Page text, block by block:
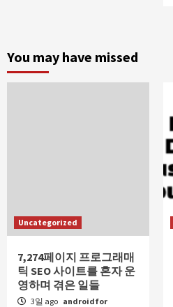
You may have missed
Uncategorized
7,274페이지 프로그래매
틱 SEO 사이트를 혼자 운
영하며 겪은 일들
3일 ago androidfor